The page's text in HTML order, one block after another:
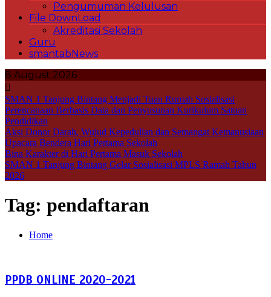
Pengumuman Kelulusan
File DownLoad
Akreditasi Sekolah
Guru
smantabNews
8 August 2026
SMAN 1 Tanjung Bintang Menjadi Tuan Rumah Sosialisasi
Perencanaan Berbasis Data dan Penyusunan Kurikulum Satuan
Pendidikan
Aksi Donor Darah, Wujud Kepedulian dan Semangat Kemanusiaan
Upacara Bendera Hari Pertama Sekolah
Bina Karakter di Hari Pertama Masuk Sekolah
SMAN 1 Tanjung Bintang Gelar Sosialisasi MPLS Ramah Tahun
2026
Tag: pendaftaran
Home
PPDB ONLINE 2020-2021